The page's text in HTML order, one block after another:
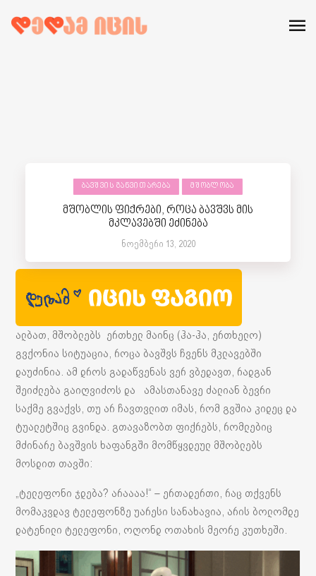
ᲑᲐᲕᲨᲕᲘᲡ ᲒᲐᲜᲕᲘᲗᲐᲠᲔᲑᲐ ᲛᲨᲝᲑᲚᲝᲑᲐ
მშობლის ფიქრები, როცა ბავშვს მის
მკლავებში ეძინება
ნოემბერი 13, 2020
ალბათ, მშობლებს ერთხელ მაინც (ჰა-ჰა, ერთხელო)
გვქონია სიტუაცია, როცა ბავშვს ჩვენს მკლავებში
დაუძინია. ამ დროს გადაწვენას ვერ ვბედავთ, რადგან
შეიძლება გაიღვიძოს და ამასთანავე ძალიან ბევრი
საქმე გვაქვს, თუ არ ჩავთვლით იმას, რომ გვშია კიდეც და
ტუალეტშიც გვინდა. გთავაზობთ ფიქრებს, რომლებიც
მძინარე ბავშვის ხაფანგში მომწყვდეულ მშობლებს
მოსდით თავში:
„ტელეფონი ჯდება? არაააა!“ – ერთადერთი, რაც თქვენს
მომაკვდავ ტელეფონზე უარესი სანახავია, არის ბოლომდე
დატენილი ტელეფონი, ოღონდ ოთახის მეორე კუთხეში.